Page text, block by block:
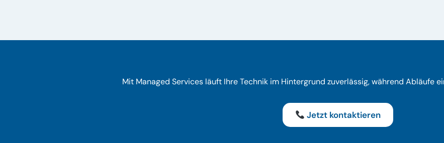
Mit Managed Services läuft Ihre Technik im Hintergrund zuverlässig, während Abläufe
Jetzt kontaktieren